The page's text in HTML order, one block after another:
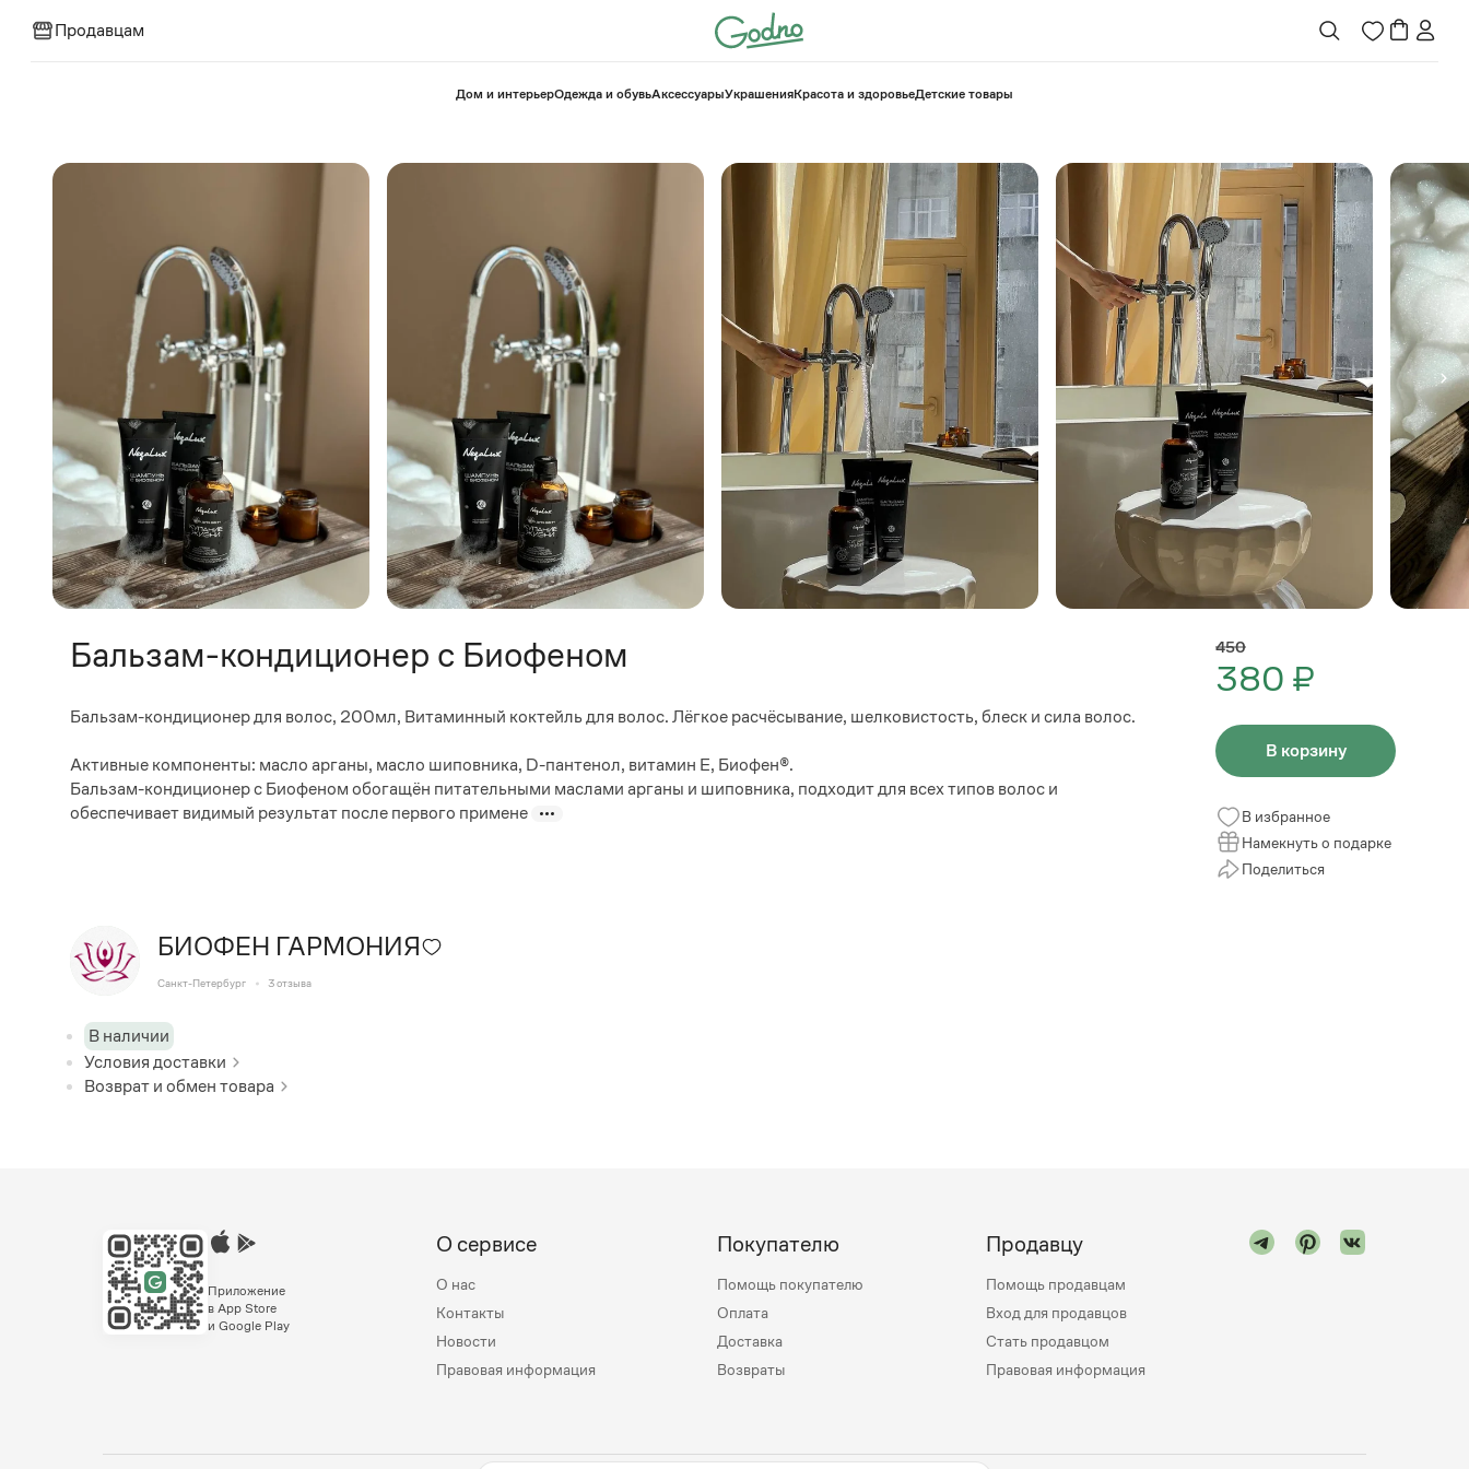
Продавцам
⁠Дом и интерьерОдежда и обувьАксессуарыУкрашенияКрасота и здоровье⁠Детские товары
Бальзам-кондиционер с Биофеном
Бальзам-кондиционер для волос, 200мл, Витаминный коктейль для волос. Лёгкое расчёсывание, шелковистость, блеск и сила волос.
Активные компоненты: масло арганы, масло шиповника, D-пантенол, витамин Е, Биофен®.
Бальзам-кондиционер с Биофеном обогащён питательными маслами арганы и шиповника, подходит для всех типов волос и
обеспечивает видимый результат после первого примене
БИОФЕН ГАРМОНИЯ
Санкт-Петербург 3отзыва
В наличии
Условия доставки
Возврат и обмен товара
450
380 ₽
В корзину
В избранное
Намекнуть о подарке
Поделиться
Приложение
в App Store
и Google Play
О сервисе
О нас
Контакты
Новости
Правовая информация
Покупателю
Помощь покупателю
Оплата
Доставка
Возвраты
Продавцу
Помощь продавцам
Вход для продавцов
Стать продавцом
Правовая информация